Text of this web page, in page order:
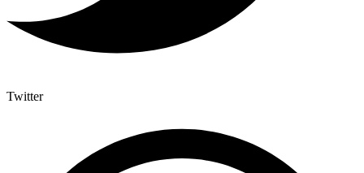
Twitter